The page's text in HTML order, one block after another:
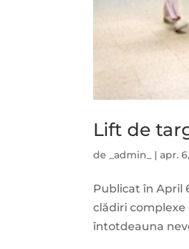
Lift de
de _admin_ |apr.
Publicat în April
clădiri
întotdeauna